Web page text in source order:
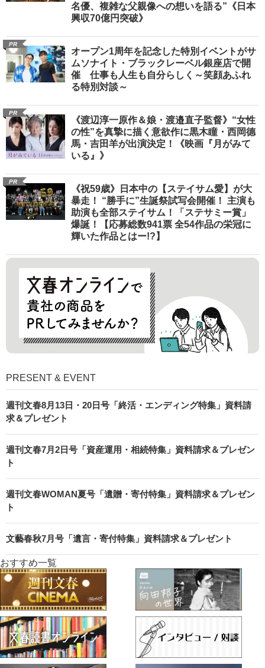
名優、複雑な父親像への想いを語る”《日本
興収70億円突破》
PR
オープン1周年を記念した特別イベントがサ
ムソナイト・ブラックレーベル銀座店で開
催 仕事も人生も自分らしく～笑顔あふれ
る特別対談～
PR
《渡辺淳一原作＆娘・渡邉直子監督》“女性
の性”を真摯に描く意欲作に黒木瞳・西岡德
馬・吉田羊が出演決定！《映画『月がみて
いる』》
PR
《祝59歳》日本中の【ステイサム愛】が大
暴走！ “勝手に”生誕祭試写会開催！ 主演も
助演も全部ステイサム！「ステサミー賞」
爆誕！【応募総数941票 全54作品の栄冠に
輝いた作品とはー!?】
PRESENT & EVENT
週刊文春8月13日・20日号「終活・エンディング特集」資料請
求＆プレゼント
週刊文春7月2日号「資産運用・相続特集」資料請求＆プレゼン
ト
週刊文春WOMAN夏号「遺贈・寄付特集」資料請求＆プレゼン
ト
文藝春秋7月号「遺言・寄付特集」資料請求＆プレゼント
おすすめ一覧